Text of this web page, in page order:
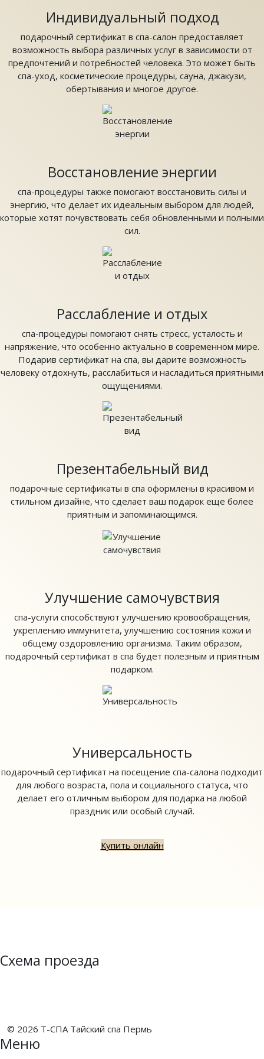
Индивидуальный подход
подарочный сертификат в спа-салон предоставляет
возможность выбора различных услуг в зависимости от
предпочтений и потребностей человека. Это может быть
спа-уход, косметические процедуры, сауна, джакузи,
обертывания и многое другое.
Восстановление энергии
спа-процедуры также помогают восстановить силы и
энергию, что делает их идеальным выбором для людей,
которые хотят почувствовать себя обновленными и полными
сил.
Расслабление и отдых
спа-процедуры помогают снять стресс, усталость и
напряжение, что особенно актуально в современном мире.
Подарив сертификат на спа, вы дарите возможность
человеку отдохнуть, расслабиться и насладиться приятными
ощущениями.
Презентабельный вид
подарочные сертификаты в спа оформлены в красивом и
стильном дизайне, что сделает ваш подарок еще более
приятным и запоминающимся.
Улучшение самочувствия
спа-услуги способствуют улучшению кровообращения,
укреплению иммунитета, улучшению состояния кожи и
общему оздоровлению организма. Таким образом,
подарочный сертификат в спа будет полезным и приятным
подарком.
Универсальность
подарочный сертификат на посещение спа-салона подходит
для любого возраста, пола и социального статуса, что
делает его отличным выбором для подарка на любой
праздник или особый случай.
Купить онлайн
Схема проезда
© 2026 Т-СПА Тайский спа Пермь
Меню